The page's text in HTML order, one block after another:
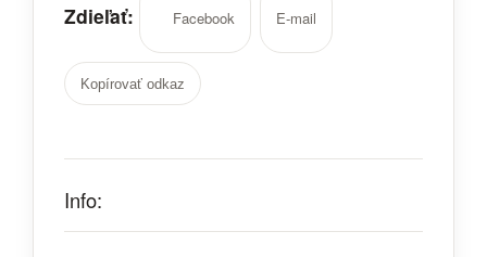
Zdieľať: Facebook E-mail
Kopírovať odkaz
Info: